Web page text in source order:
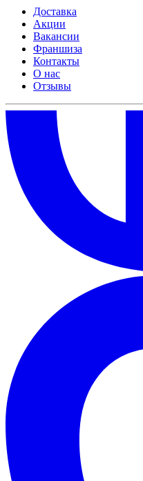
Доставка
Акции
Вакансии
Франшиза
Контакты
О нас
Отзывы